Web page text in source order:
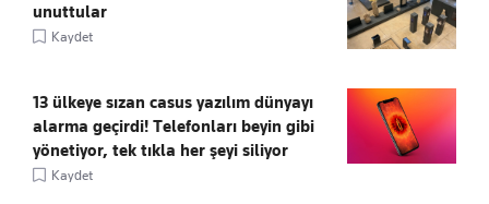
unuttular
Kaydet
13 ülkeye sızan casus yazılım dünyayı
alarma geçirdi! Telefonları beyin gibi
yönetiyor, tek tıkla her şeyi siliyor
Kaydet